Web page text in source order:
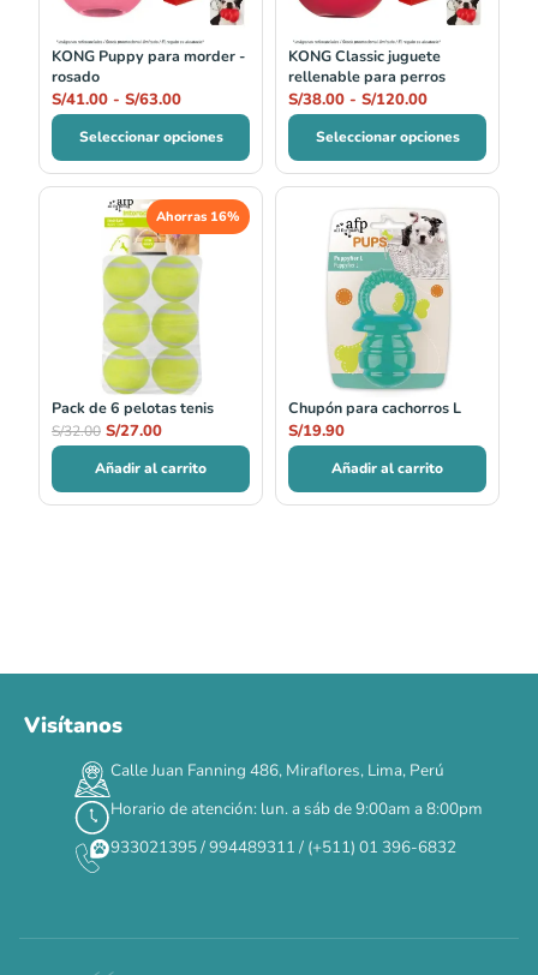
KONG Puppy para morder -
rosado
S/41.00 - S/63.00
S/63.00
Seleccionar opciones
KONG Classic juguete
rellenable para perros
S/38.00 - S/120.00
S/120.00
Seleccionar opciones
Ahorras 16%
Pack de 6 pelotas tenis
S/32.00
El
precio
original
era:
S/32.00.
S/27.00
El
precio
actual
S/27.00.
Añadir al carrito
Chupón para cachorros L
S/19.90
Añadir al carrito
Visítanos
Calle Juan Fanning 486, Miraflores, Lima, Perú
Horario de atención: lun. a sáb de 9:00am a 8:00pm
933021395 / 994489311 / (+511) 01 396-6832